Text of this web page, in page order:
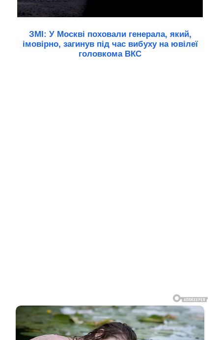
ЗМІ: У Москві поховали генерала, який,
імовірно, загинув під час вибуху на ювілеї
головкома ВКС